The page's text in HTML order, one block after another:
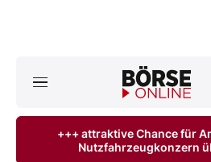
ktuelle Ausgabe
+++ attraktive Chance für
Nutzfahrzeugkonzern